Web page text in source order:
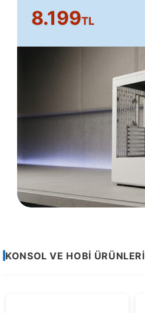
8.199TL
Sayfa
2
KONSOL VE HOBI ÜRÜNLERI